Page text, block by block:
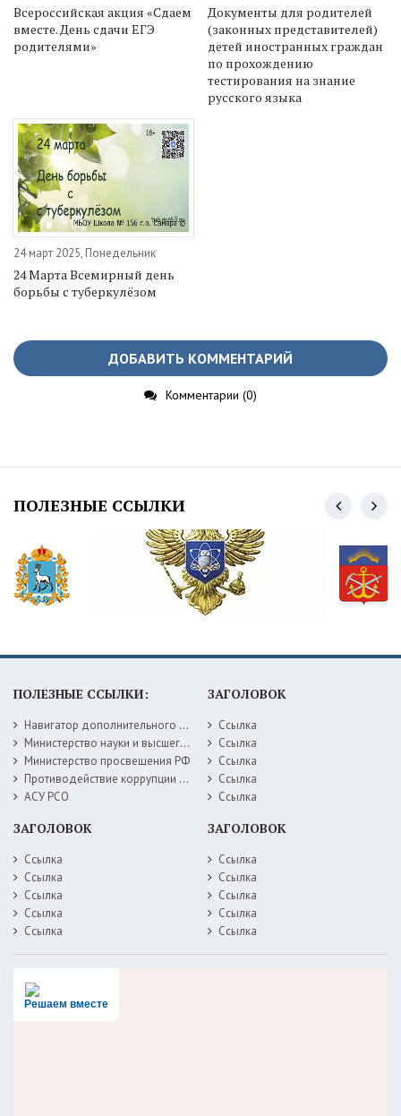
Всероссийская акция «Сдаем
вместе. День сдачи ЕГЭ
родителями»
Документы для родителей
(законных представителей)
детей иностранных граждан
по прохождению
тестирования на знание
русского языка
24 март 2025, Понедельник
24 Марта Всемирный день
борьбы с туберкулёзом
ДОБАВИТЬ КОММЕНТАРИЙ
Комментарии (0)
ПОЛЕЗНЫЕ ССЫЛКИ
ПОЛЕЗНЫЕ ССЫЛКИ:
Навигатор дополнительного образования детей Самарской области
Министерство науки и высшего образования РФ
Министерство просвещения РФ
Противодействие коррупции Министерство образования Самарской области
АСУ РСО
ЗАГОЛОВОК
Ссылка
Ссылка
Ссылка
Ссылка
Ссылка
ЗАГОЛОВОК
Ссылка
Ссылка
Ссылка
Ссылка
Ссылка
ЗАГОЛОВОК
Ссылка
Ссылка
Ссылка
Ссылка
Ссылка
Решаем вместе